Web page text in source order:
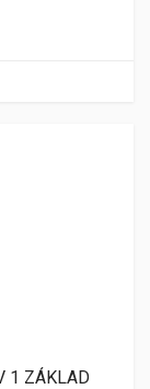
1 ZÁKLAD